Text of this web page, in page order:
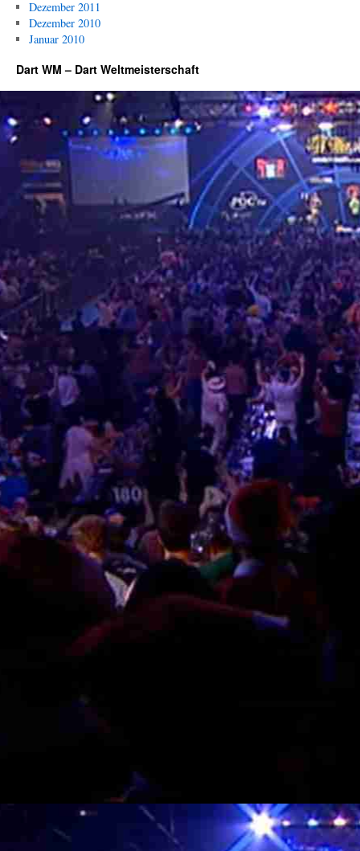
Dezember 2011
Dezember 2010
Januar 2010
Dart WM – Dart Weltmeisterschaft